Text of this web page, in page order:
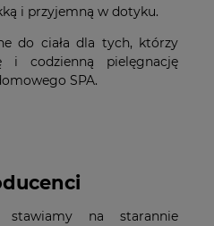
i przyjemną w dotyku.
do ciała dla tych, którzy
i codzienną pielęgnację
SPA.
stawiamy na starannie